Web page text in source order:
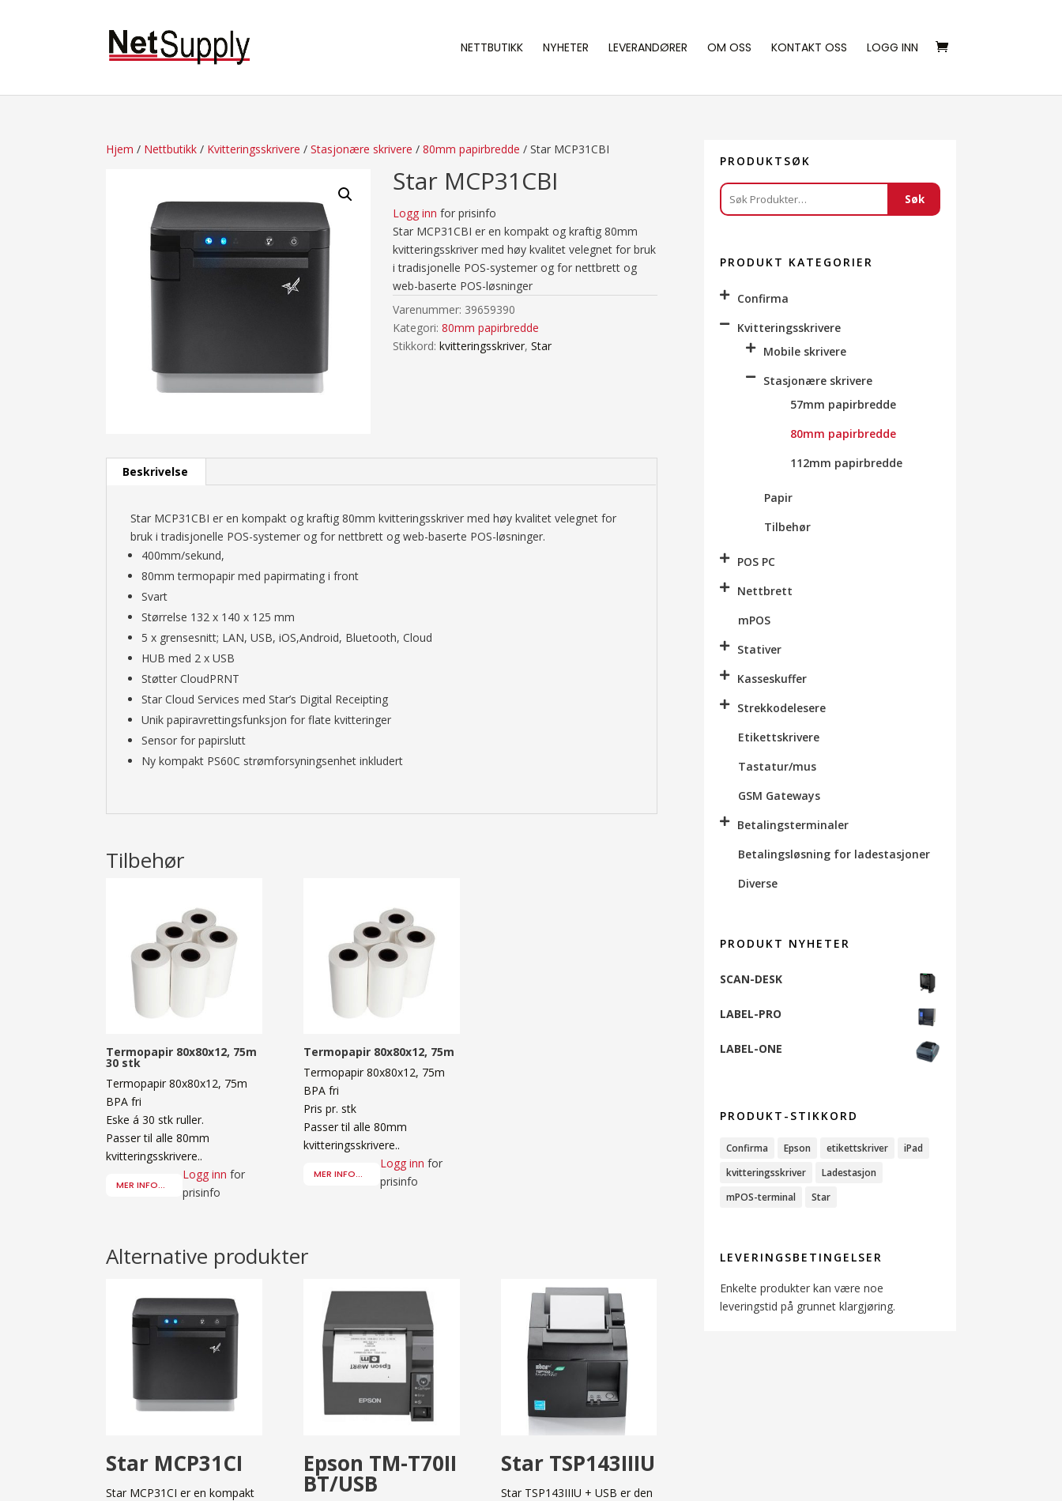
NETTBUTIKK NYHETER LEVERANDØRER OM OSS KONTAKT OSS LOGG INN
Hjem / Nettbutikk / Kvitteringsskrivere /Stasjonære skrivere /80mm papirbredde / Star MCP31CBI
Star MCP31CBI
Logg inn for prisinfo
Star MCP31CBI er en kompakt og kraftig 80mm
kvitteringsskriver med høy kvalitet velegnet for bruk
i tradisjonelle POS-systemer og for nettbrett og
web-baserte POS-løsninger
Varenummer: 39659390
Kategori: 80mm papirbredde
Stikkord: kvitteringsskriver, Star
Beskrivelse
Star MCP31CBI er en kompakt og kraftig 80mm kvitteringsskriver med høy kvalitet velegnet for
bruk i tradisjonelle POS-systemer og for nettbrett og web-baserte POS-løsninger.
400mm/sekund,
80mm termopapir med papirmating i front
Svart
Størrelse 132 x 140 x 125 mm
5 x grensesnitt; LAN, USB, iOS,Android, Bluetooth, Cloud
HUB med 2 x USB
Støtter CloudPRNT
Star Cloud Services med Star’s Digital Receipting
Unik papiravrettingsfunksjon for flate kvitteringer
Sensor for papirslutt
Ny kompakt PS60C strømforsyningsenhet inkludert
Tilbehør
Termopapir 80x80x12, 75m
30 stk
Termopapir 80x80x12, 75m
BPA fri
Eske á 30 stk ruller.
Passer til alle 80mm
kvitteringsskrivere..
MER INFO...
Logg inn for
prisinfo
Termopapir 80x80x12, 75m
Termopapir 80x80x12, 75m
BPA fri
Pris pr. stk
Passer til alle 80mm
kvitteringsskrivere..
MER INFO...
Logg inn for
prisinfo
Alternative produkter
Star MCP31CI
Star MCP31CI er en kompakt
Epson TM-T70II
BT/USB
Star TSP143IIIU
Star TSP143IIIU + USB er den
PRODUKTSØK
Søk
etter:
Søk
PRODUKT KATEGORIER
Confirma
Kvitteringsskrivere
Mobile skrivere
Stasjonære skrivere
57mm papirbredde
80mm papirbredde
112mm papirbredde
Papir
Tilbehør
POS PC
Nettbrett
mPOS
Stativer
Kasseskuffer
Strekkodelesere
Etikettskrivere
Tastatur/mus
GSM Gateways
Betalingsterminaler
Betalingsløsning for ladestasjoner
Diverse
PRODUKT NYHETER
SCAN-DESK
LABEL-PRO
LABEL-ONE
PRODUKT-STIKKORD
Confirma Epson etikettskriver
iPad
kvitteringsskriver
Ladestasjon
mPOS-terminal
Star
LEVERINGSBETINGELSER
Enkelte produkter kan være noe
leveringstid på grunnet klargjøring.